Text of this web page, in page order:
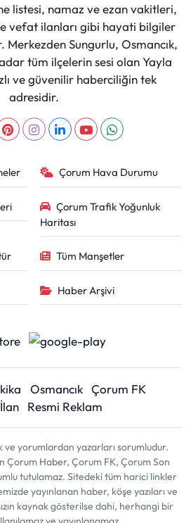
listesi, namaz ve ezan vakitleri,
vefat ilanları gibi hayati bilgiler
Merkezden Sungurlu, Osmancık,
tüm ilçelerin sesi olan Yayla
ve güvenilir haberciliğin tek
adresidir.
Çorum Hava Durumu
Çorum Trafik Yoğunluk
Haritası
Tüm Manşetler
Haber Arşivi
Osmancık Çorum FK
Resmi Reklam
ve yorumlardan yazarları sorumludur.
Çorum Haber, Çorum FK, Çorum Son
tutulamaz. Sitedeki tüm harici linkler
yayınlanan haber, köşe yazıları ve
kaynak gösterilse dahi, herhangi bir